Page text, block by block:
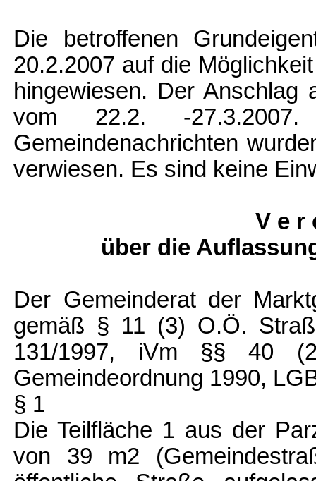
Die betroffenen
20.2.2007 auf die
hingewiesen. Der
vom 22.2. -
Gemeindenachrichten
verwiesen. Es sind keine
V e r
über die
Der Gemeinderat der
gemäß § 11 (3) O.Ö.
131/1997, iVm §§ 40
Gemeindeordnung 1990,
§ 1
Die Teilfläche 1 aus der
von 39 m2